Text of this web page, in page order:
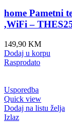
home Pametni
,WiFi –
149,90 KM
Dodaj u korpu
Rasprodato
Usporedba
Quick view
Dodaj na listu želja
Izlaz